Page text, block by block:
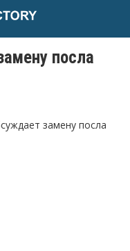
посла
замену посла